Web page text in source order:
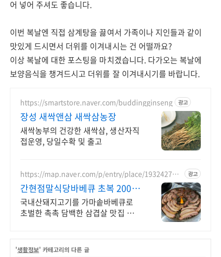
어 넣어 주셔도 좋습니다.
이번 복날엔 직접 삼계탕을 끓여서 가족이나 지인들과 같이
맛있게 드시면서 더위를 이겨내시는 건 어떨까요?
이상 복날에 대한 포스팅을 마치겠습니다. 다가오는 복날에
보양음식을 챙겨드시고 더위를 잘 이겨내시기를 바랍니다.
https://smartstore.naver.com/buddingginseng 광고
장성 새싹앤삼 새싹삼농장
새싹농부의 건강한 새싹삼, 생산자직
접운영, 당일수확 및 출고
https://map.naver.com/p/entry/place/193242720
광고
간현점말식당바베큐 초복 200인
단체예약가능
국내산돼지고기를 가마솥바베큐로
초벌한 촉촉 담백한 삼겹살 맛집 초복
장전골
'생활정보' 카테고리의 다른 글